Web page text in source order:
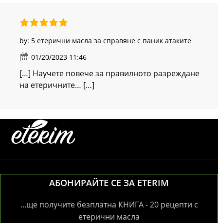
by: 5 етерични масла за справяне с паник атаките
01/20/2023 11:46
[…] Научете повече за правилното разреждане
на етеричните… […]
АБОНИРАЙТЕ СЕ ЗА ETERIM
...ще получите безплатна КНИГА - 20 рецепти с
етерични масла